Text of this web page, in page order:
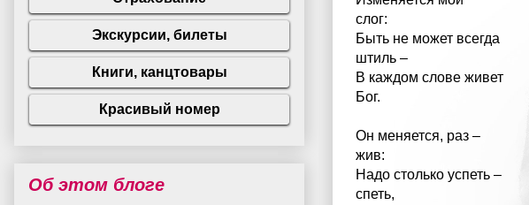
слог:
Быть не может всегда
штиль –
В каждом слове живет
Бог.
Он меняется, раз –
жив:
Надо столько успеть –
спеть,
Об этом блоге